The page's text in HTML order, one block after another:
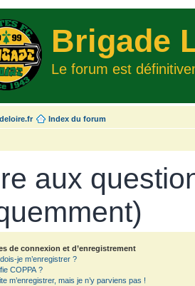
Brigade
Le forum est
Index du forum
aux
de connexion et d’enregistrement
je m’enregistrer ?
COPPA ?
m’enregistrer, mais je n’y parviens pas !